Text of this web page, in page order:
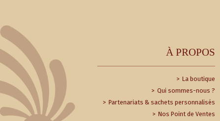
À PROPOS
La boutique
Qui sommes-nous ?
Partenariats & sachets personnalisés
Nos Point de Ventes